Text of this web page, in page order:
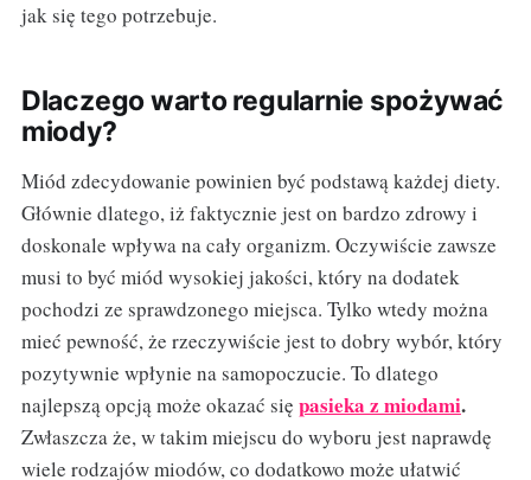
jak się tego potrzebuje.
Dlaczego warto regularnie spożywać
miody?
Miód zdecydowanie powinien być podstawą każdej diety.
Głównie dlatego, iż faktycznie jest on bardzo zdrowy i
doskonale wpływa na cały organizm. Oczywiście zawsze
musi to być miód wysokiej jakości, który na dodatek
pochodzi ze sprawdzonego miejsca. Tylko wtedy można
mieć pewność, że rzeczywiście jest to dobry wybór, który
pozytywnie wpłynie na samopoczucie. To dlatego
najlepszą opcją może okazać się pasieka z miodami.
Zwłaszcza że, w takim miejscu do wyboru jest naprawdę
wiele rodzajów miodów, co dodatkowo może ułatwić